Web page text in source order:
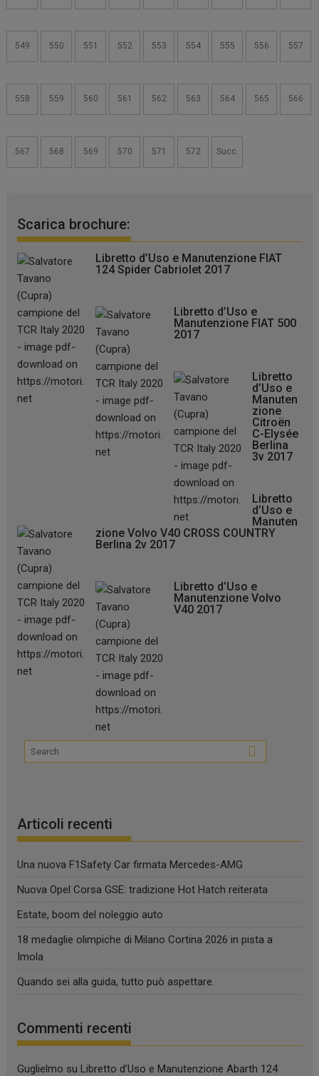
549 550 551 552 553 554 555 556 557
558 559 560 561 562 563 564 565 566
567 568 569 570 571 572 Succ.
Scarica brochure:
Libretto d’Uso e Manutenzione FIAT
124 Spider Cabriolet 2017
Libretto d’Uso e
Manutenzione FIAT 500
2017
Libretto
d’Uso e
Manuten
zione
Citroën
C-Elysée
Berlina
3v 2017
Libretto
d’Uso e
Manuten
zione Volvo V40 CROSS COUNTRY
Berlina 2v 2017
Libretto d’Uso e
Manutenzione Volvo
V40 2017
Articoli recenti
Una nuova F1Safety Car firmata Mercedes-AMG
Nuova Opel Corsa GSE: tradizione Hot Hatch reiterata
Estate, boom del noleggio auto
18 medaglie olimpiche di Milano Cortina 2026 in pista a
Imola
Quando sei alla guida, tutto può aspettare.
Commenti recenti
Guglielmo suLibretto d’Uso e Manutenzione Abarth 124